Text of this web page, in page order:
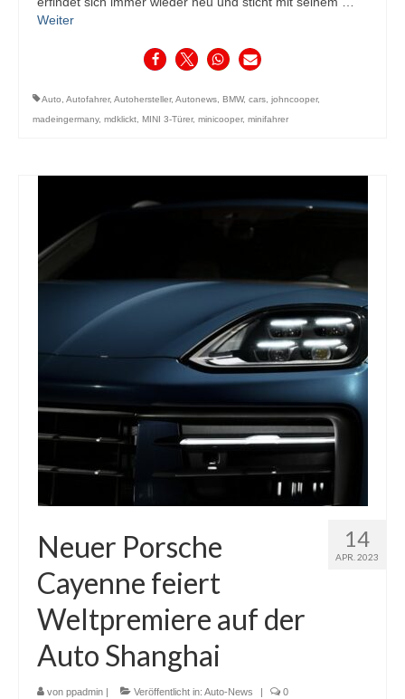
Weiter
Auto, Autofahrer, Autohersteller, Autonews, BMW, cars, johncooper,
madeingermany, mdklickt, MINI 3-Türer, minicooper, minifahrer
14
APR. 2023
Neuer Porsche
Cayenne feiert
Weltpremiere auf der
Auto Shanghai
von ppadmin Veröffentlicht in: Auto-News 0